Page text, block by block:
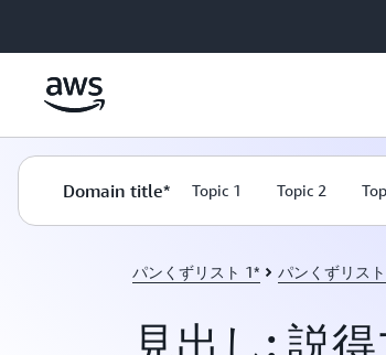
Domain title* Topic 1 Topic 2
パンくずリスト 1* パンくずリス
見出し: 説